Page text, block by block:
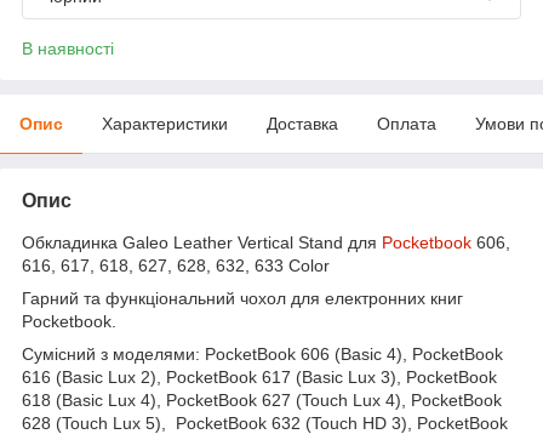
В наявності
Опис Характеристики Доставка Оплата Умови
Опис
Обкладинка Galeo Leather Vertical Stand для Pocketbook 606,
616, 617, 618, 627, 628, 632, 633 Color
Гарний та функціональний чохол для електронних книг
Pocketbook.
Сумісний з моделями: PocketBook 606 (Basic 4), PocketBook
616 (Basic Lux 2), PocketBook 617 (Basic Lux 3), PocketBook
618 (Basic Lux 4), PocketBook 627 (Touch Lux 4), PocketBook
628 (Touch Lux 5), PocketBook 632 (Touch HD 3), PocketBook